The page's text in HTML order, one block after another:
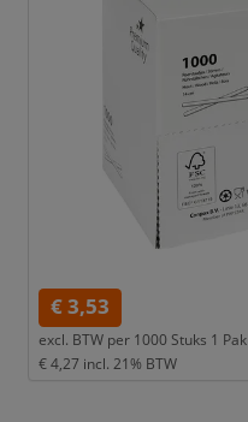
€ 3,53
excl. BTW per 1000 Stuks 1 Pak
€ 4,27 incl. 21% BTW